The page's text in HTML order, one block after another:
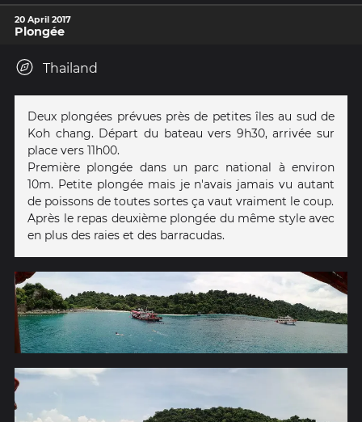
20 April 2017
Plongée
Thailand
Deux plongées prévues près de petites îles au sud de
Koh chang. Départ du bateau vers 9h30, arrivée sur
place vers 11h00.
Première plongée dans un parc national à environ
10m. Petite plongée mais je n'avais jamais vu autant
de poissons de toutes sortes ça vaut vraiment le coup.
Après le repas deuxième plongée du même style avec
en plus des raies et des barracudas.